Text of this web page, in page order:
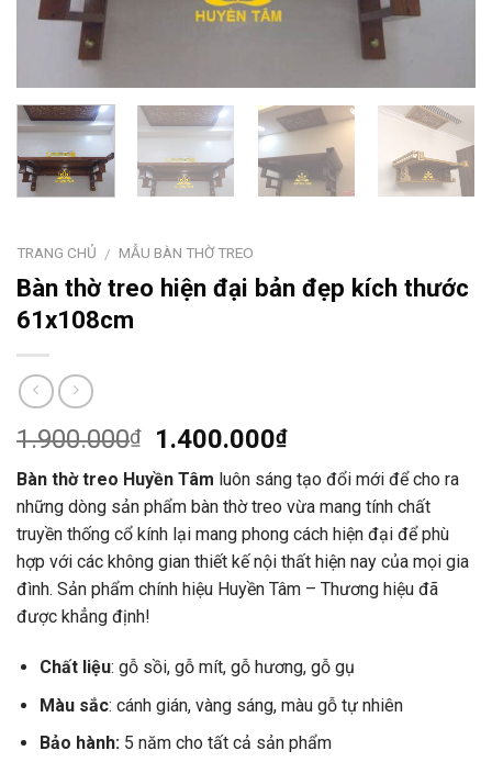
TRANG CHỦ / MẪU BÀN THỜ TREO
Bàn thờ treo hiện đại bản đẹp kích thước
61x108cm
1.900.000₫ 1.400.000₫
Bàn thờ treo Huyền Tâm luôn sáng tạo đổi mới để cho ra
những dòng sản phẩm bàn thờ treo vừa mang tính chất
truyền thống cổ kính lại mang phong cách hiện đại để phù
hợp với các không gian thiết kế nội thất hiện nay của mọi gia
đình. Sản phẩm chính hiệu Huyền Tâm – Thương hiệu đã
được khẳng định!
Chất liệu: gỗ sồi, gỗ mít, gỗ hương, gỗ gụ
Màu sắc: cánh gián, vàng sáng, màu gỗ tự nhiên
Bảo hành:5 năm cho tất cả sản phẩm